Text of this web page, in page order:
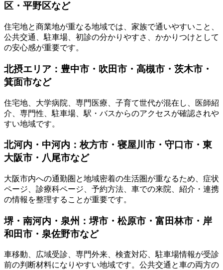
区・平野区など
住宅地と商業地が重なる地域では、家族で通いやすいこと、
公共交通、駐車場、初診の分かりやすさ、かかりつけとして
の安心感が重要です。
北摂エリア：豊中市・吹田市・高槻市・茨木市・
箕面市など
住宅地、大学病院、専門医療、子育て世代が混在し、医師紹
介、専門性、駐車場、駅・バスからのアクセスが確認されや
すい地域です。
北河内・中河内：枚方市・寝屋川市・守口市・東
大阪市・八尾市など
大阪市内への通勤圏と地域密着の生活圏が重なるため、症状
ページ、診療科ページ、予約方法、車での来院、紹介・連携
の情報を整理することが重要です。
堺・南河内・泉州：堺市・松原市・富田林市・岸
和田市・泉佐野市など
車移動、広域受診、専門外来、検査対応、駐車場情報が受診
前の判断材料になりやすい地域です。公共交通と車の両方の